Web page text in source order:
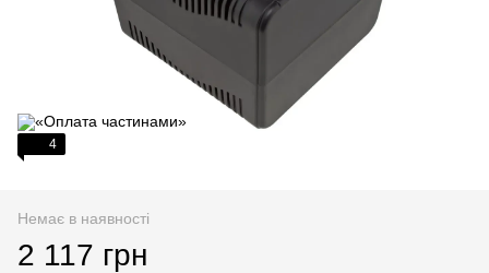
4
Немає в наявності
2 117 грн